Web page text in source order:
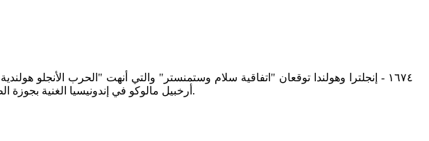
١٦٧٤ - إنجلترا وهولندا توقعان "اتفاقية سلام وستمنستر" والتي أنهت "الحرب الأنجلو
أرخبيل مالوكو في إندونيسيا الغنية بجوزة الطيب لهولندا مقابل تنازل هولندا عن نيو نذرلاند في أمريكا الشمالية لإنجلترا التي قامت بتغيير اسمها إلى نيويورك.